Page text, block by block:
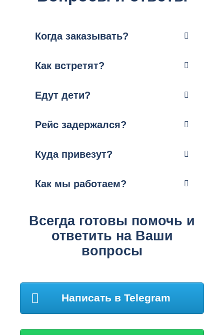
Когда заказывать?
Как встретят?
Едут дети?
Рейс задержался?
Куда привезут?
Как мы работаем?
Всегда готовы помочь и
ответить на Ваши
вопросы
Написать в Telegram